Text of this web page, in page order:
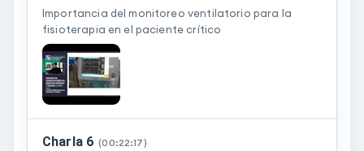
Importancia del monitoreo ventilatorio para la
fisioterapia en el paciente crítico
Charla 6 (00:22:17)